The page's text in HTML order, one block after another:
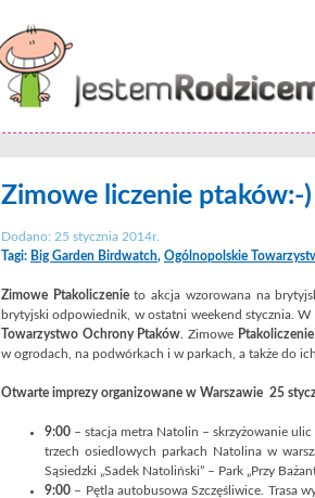
Zimowe liczenie ptaków:-)
Dodano: 25 stycznia 2014r.
Tagi: Big Garden Birdwatch, Ogólnopolskie
Zimowe Ptakoliczenieto akcja wzorowana na
brytyjski odpowiednik, w ostatni weekend stycznia.
Towarzystwo Ochrony Ptaków . Zimowe Ptakoliczenie
w ogrodach, na podwórkach i w parkach, a także do
Otwarte imprezy organizowane w Warszawie 25
9:00 – stacja metra Natolin – skrzyżowanie
trzech osiedlowych parkach Natolina w
Sąsiedzki „Sadek Natoliński” – Park „Przy
9:00 – Pętla autobusowa Szczęśliwice. Trasa